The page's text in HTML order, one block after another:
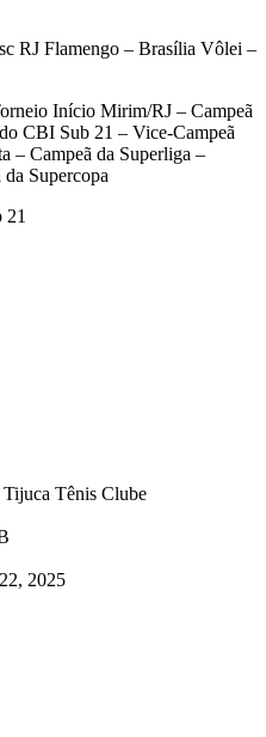
RJ Flamengo – Brasília Vôlei –
Início Mirim/RJ – Campeã
CBI Sub 21 – Vice-Campeã
– Campeã da Superliga –
Supercopa
21
Tênis Clube
2025